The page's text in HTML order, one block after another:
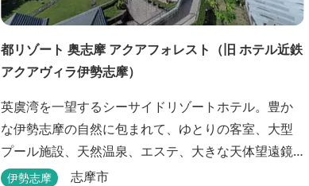
都リゾート 奥志摩 アクアフォレスト（旧 ホテル近鉄
アクアヴィラ伊勢志摩）
英虞湾を一望するシーサイドリゾートホテル。豊か
な伊勢志摩の自然に包まれて、ゆとりの客室、大型
プール施設、天然温泉、エステ、大きな天体望遠鏡
を備える天文館など、ゆっくりとした時間を楽しみ
伊勢志摩 志摩市